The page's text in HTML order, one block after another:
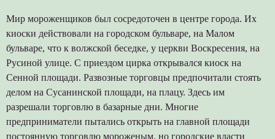
Мир мороженщиков был сосредоточен в центре города. Их
киоски действовали на городском бульваре, на Малом
бульваре, что к волжской беседке, у церкви Воскресения, на
Русиной улице. С приездом цирка открывался киоск на
Сенной площади. Развозные торговцы предпочитали стоять
делом на Сусанинской площади, на плацу. Здесь им
разрешали торговлю в базарные дни. Многие
предприниматели пытались открыть на главной площади
постоянную торговлю мороженым, но городские власти